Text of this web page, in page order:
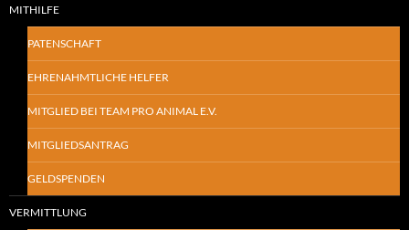
MITHILFE
PATENSCHAFT
EHRENAHMTLICHE HELFER
MITGLIED BEI TEAM PRO ANIMAL E.V.
MITGLIEDSANTRAG
GELDSPENDEN
VERMITTLUNG